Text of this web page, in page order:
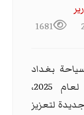
1681
بغداد
كعاصمة للسياحة العربية لعام 2025،
لتعزيز